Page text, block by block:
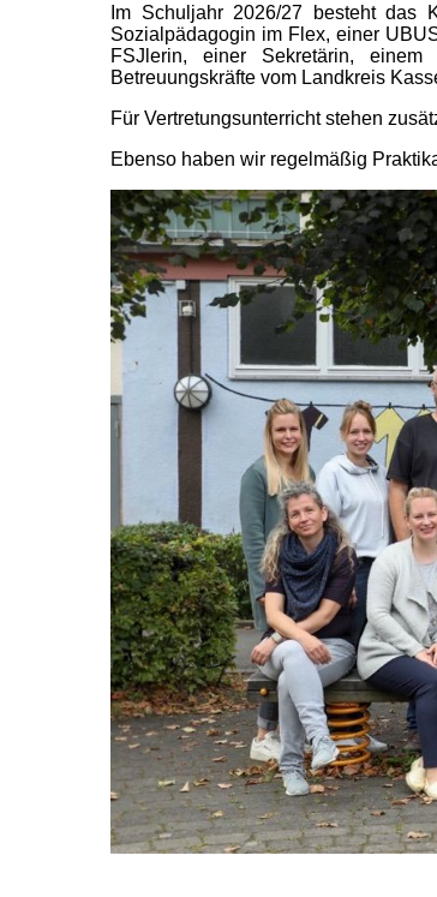
Im Schuljahr 2026/27 besteht das
Sozialpädagogin im Flex, einer
FSJlerin, einer Sekretärin,
Betreuungskräfte vom Landkreis
Für Vertretungsunterricht stehen
Ebenso haben wir regelmäßig